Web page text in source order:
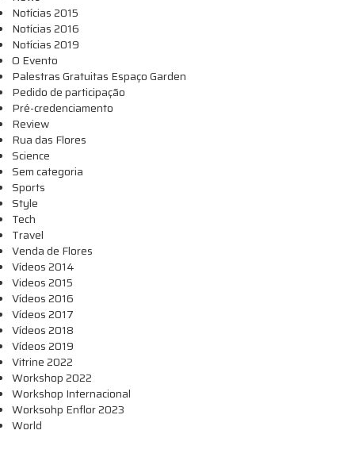
Notícias 2015
Notícias 2016
Notícias 2019
O Evento
Palestras Gratuitas Espaço Garden
Pedido de participação
Pré-credenciamento
Review
Rua das Flores
Science
Sem categoria
Sports
Style
Tech
Travel
Venda de Flores
Vídeos 2014
Videos 2015
Vídeos 2016
Vídeos 2017
Vídeos 2018
Vídeos 2019
Vitrine 2022
Workshop 2022
Workshop Internacional
Worksohp Enflor 2023
World